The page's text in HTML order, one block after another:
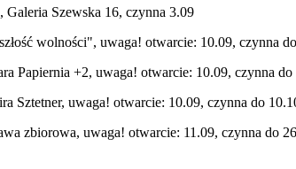
Szewska 16, czynna 3.09
wolności", uwaga! otwarcie: 10.09, czynna
Papiernia +2, uwaga! otwarcie: 10.09, czynna do
Sztetner, uwaga! otwarcie: 10.09, czynna do
zbiorowa, uwaga! otwarcie: 11.09, czynna do